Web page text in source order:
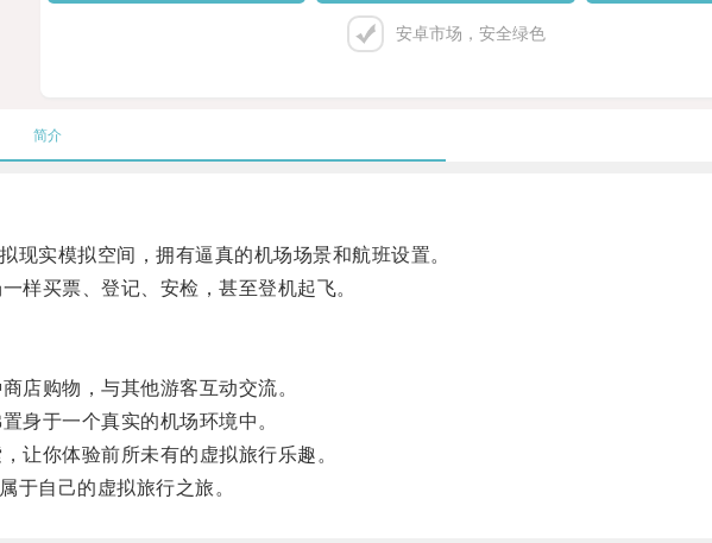
安卓市场，安全绿色
简介
实模拟空间，拥有逼真的机场场景和航班设置。
买票、登记、安检，甚至登机起飞。
购物，与其他游客互动交流。
于一个真实的机场环境中。
你体验前所未有的虚拟旅行乐趣。
自己的虚拟旅行之旅。